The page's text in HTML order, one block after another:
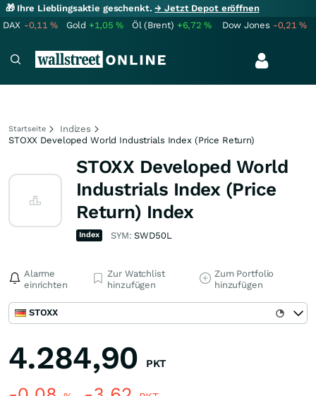
🎁 Ihre Lieblingsaktie geschenkt.→ Jetzt Depot eröffnen
DAX -0,11% Gold +1,05% Öl (Brent) +6,72% Dow Jones -0,21%
Startseite
Indizes
STOXX Developed World Industrials Index (Price Return)
STOXX Developed World
Industrials Index (Price
Return) Index
Index SYM:SWD50L
Alarme
einrichten
Zur Watchlist
hinzufügen
Zum Portfolio
hinzufügen
STOXX
4.284,90 PKT